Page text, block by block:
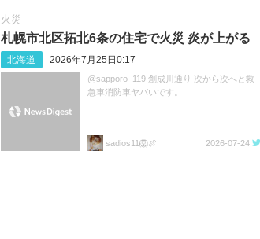
火災
札幌市北区拓北6条の住宅で火災 炎が上がる
北海道 2026年7月25日0:17
@sapporo_119 創成川通り 次から次へと救
急車消防車ヤバいです。
sadios11🦁🍖 2026-07-24